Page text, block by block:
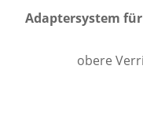
Adaptersystem
obere